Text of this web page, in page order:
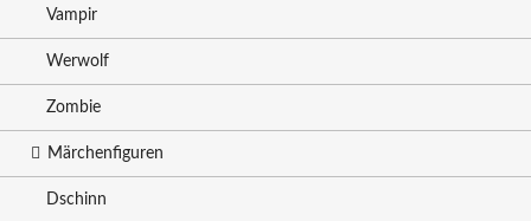
Vampir
Werwolf
Zombie
Märchenfiguren
Dschinn